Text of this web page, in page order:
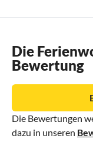
Die
Bewertung
Die Bewertungen
dazu in unseren